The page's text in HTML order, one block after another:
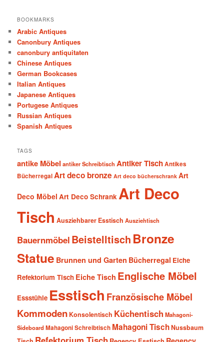
BOOKMARKS
Arabic Antiques
Canonbury Antiques
canonbury antiquitaten
Chinese Antiques
German Bookcases
Italian Antiques
Japanese Antiques
Portugese Antiques
Russian Antiques
Spanish Antiques
TAGS
antike Möbel antiker Schreibtisch Antiker TischAntikes
BücherregalArt deco bronze Art deco bücherschrank Art
Deco Möbel Art Deco Schrank Art Deco
Tisch Ausziehbarer Esstisch Ausziehtisch
Bauernmöbel Beistelltisch Bronze
Statue Brunnen und Garten Bücherregal Eiche
Refektorium Tisch Eiche Tisch Englische Möbel
Essstühle Esstisch Französische Möbel
Kommoden Konsolentisch Küchentisch Mahagoni-
SideboardMahagoni Schreibtisch Mahagoni TischNussbaum